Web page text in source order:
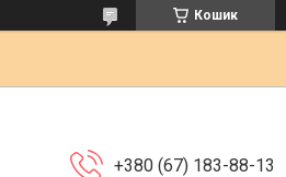
Кошик
+380 (67) 183-88-13